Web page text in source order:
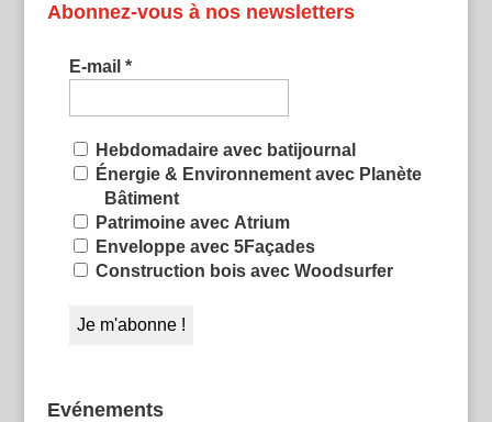
Abonnez-vous à nos newsletters
E-mail *
Hebdomadaire avec batijournal
Énergie & Environnement avec Planète
Bâtiment
Patrimoine avec Atrium
Enveloppe avec 5Façades
Construction bois avec Woodsurfer
Evénements